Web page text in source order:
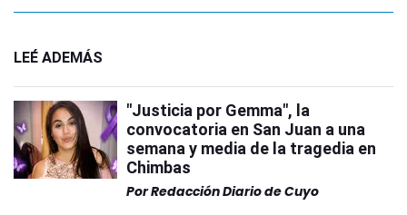
LEÉ ADEMÁS
"Justicia por Gemma", la
convocatoria en San Juan a una
semana y media de la tragedia en
Chimbas
PorRedacción Diario de Cuyo